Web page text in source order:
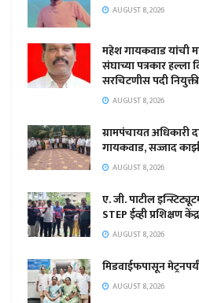
AUGUST 8, 2026
महेश गायकवाड यांची
संघाच्या पत्रकार हल्ला
सरचिटणीस पदी नियुक्ती
AUGUST 8, 2026
ग्रामपंचायत अधिकारी
गायकवाड, सज्जाद
AUGUST 8, 2026
ए. जी. पाटील
STEP ईव्ही प्रशिक्षण
AUGUST 8, 2026
मिडवाईफपासून
AUGUST 8, 2026